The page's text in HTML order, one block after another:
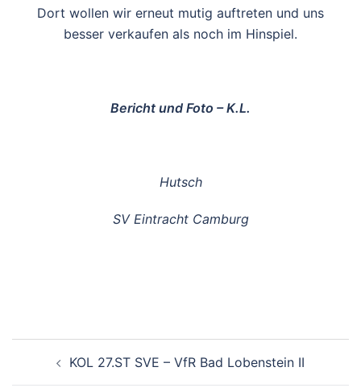
Dort wollen wir erneut mutig auftreten und uns
besser verkaufen als noch im Hinspiel.
Bericht und Foto – K.L.
Hutsch
SV Eintracht Camburg
KOL 27.ST SVE – VfR Bad Lobenstein II